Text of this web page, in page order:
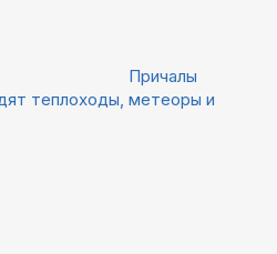
Причалы
теплоходы, метеоры и